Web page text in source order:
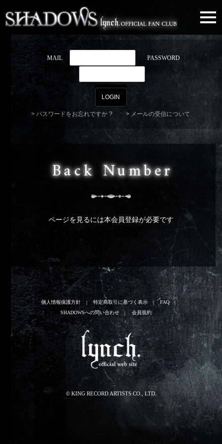
MAIL PASSWORD
パスワードをお忘れですか ? メールの受信について
Back Number
ページを見るには本会員登録が必要です
個人情報保護方針 特定商取引に基づく表示
FAQ
SHADOWSへの問い合わせ
会員規約
© KING RECORD ARTISTS CO., LTD.